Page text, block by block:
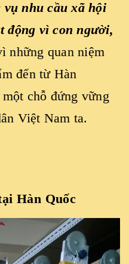
nhu cầu xã hội
động vì con người,
những quan niệm
đến từ Hàn
chỗ đứng vững
Việt Nam ta.
Hàn Quốc